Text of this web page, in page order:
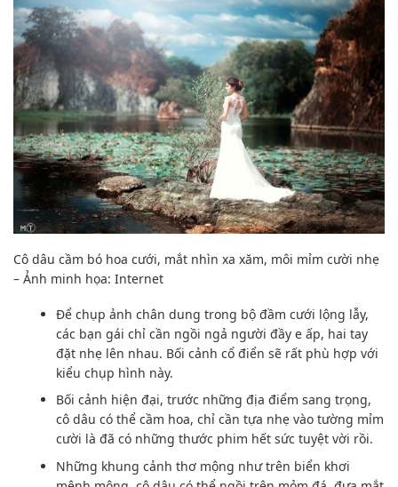
Cô dâu cầm bó hoa cưới, mắt nhìn xa xăm, môi mỉm cười nhẹ
– Ảnh minh họa: Internet
Đểchụp ảnh chân dung trong bộ đầm cưới lộng lẫy,
các bạn gáichỉ cần ngồi ngả người đầy e ấp, hai tay
đặt nhẹ lên nhau. Bối cảnh cổ điển sẽ rất phù hợp với
kiểuchụp hình này.
Bối cảnh hiện đại, trước những địa điểm sang trọng,
cô dâucó thể cầm hoa,chỉ cần tựa nhẹ vào tường mỉm
cười là đã có những thước phim hết sứctuyệt vời rồi.
Những khung cảnh thơ mộng như trên biển khơi